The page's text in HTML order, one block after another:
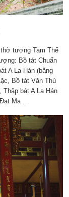
tượng Tam Thế
Bồ tát Chuẩn
A La Hán (bằng
Bồ tát Văn Thù
bát A La Hán
Ma …